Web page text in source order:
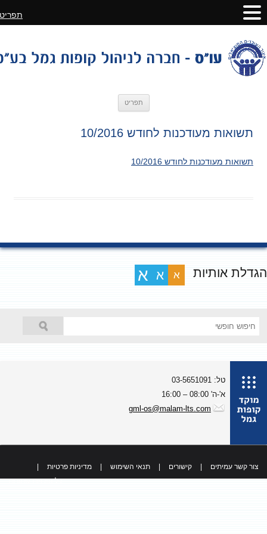
תפריט
תשואות מעודכנות לחודש 10/2016
תשואות מעודכנות לחודש 10/2016
אותיות א א א
טל: 03-5651091
א'-ה' 08:00 – 16:00
gml-os@malam-lts.com
צור קשר עמיתים קישורים תנאי השימוש מדיניות פרטיות
כל הזכויות שמורות
תפריט